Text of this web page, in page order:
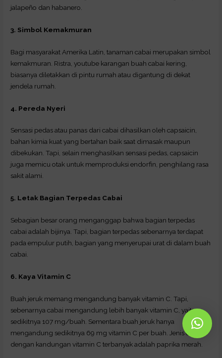
jalapeño dan habanero.
3. Simbol Kemakmuran
Bagi masyarakat Amerika Latin, tanaman cabai merupakan simbol
kemakmuran. Ristra, youtube karangan buah cabai kering,
biasanya diletakkan di pintu rumah atau digantung di dekat
jendela rumah.
4. Pereda Nyeri
Sensasi pedas atau panas dari cabai dihasilkan oleh capsaicin,
bahan kimia kuat yang bertahan baik saat dimasak maupun
dibekukan. Tapi, selain menghasilkan sensasi pedas, capsaicin
juga memicu otak untuk memproduksi endorfin, penghilang rasa
sakit alami.
5. Letak Bagian Terpedas Cabai
Sebagian besar orang menganggap bahwa bagian terpedas
cabai adalah bijinya. Tapi, bagian terpedas sebenarnya terdapat
pada empulur putih, bagian yang menyerupai urat di dalam buah
cabai.
6. Kaya Vitamin C
Buah jeruk memang mengandung banyak vitamin C. Tapi,
sebenarnya cabai mengandung lebih banyak vitamin C, yaitu
sedikitnya 107 mg/buah. Sementara buah jeruk hanya
mengandung sedikitnya 69 mg vitamin C per buah. Jenis cabai
dengan kandungan vitamin C terbanyak adalah paprika merah.